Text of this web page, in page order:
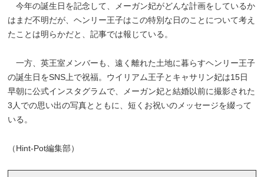
今年の誕生日を記念して、メーガン妃がどんな計画をしているか
はまだ不明だが、ヘンリー王子はこの特別な日のことについて考え
たことは明らかだと、記事では報じている。
一方、英王室メンバーも、遠く離れた土地に暮らすヘンリー王子
の誕生日をSNS上で祝福。ウイリアム王子とキャサリン妃は15日
早朝に公式インスタグラムで、メーガン妃と結婚以前に撮影された
3人での思い出の写真とともに、短くお祝いのメッセージを綴って
いる。
（Hint-Pot編集部）